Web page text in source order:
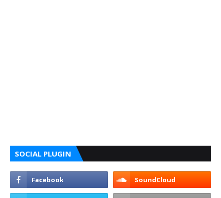
SOCIAL PLUGIN